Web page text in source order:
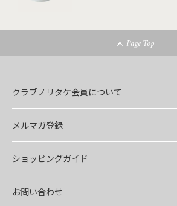
Page Top
クラブノリタケ会員について
メルマガ登録
ショッピングガイド
お問い合わせ